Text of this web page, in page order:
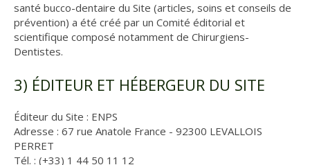
santé bucco-dentaire du Site (articles, soins et conseils de
prévention) a été créé par un Comité éditorial et
scientifique composé notamment de Chirurgiens-
Dentistes.
3) ÉDITEUR ET HÉBERGEUR DU SITE
Éditeur du Site : ENPS
Adresse : 67 rue Anatole France - 92300 LEVALLOIS
PERRET
Tél. : (+33) 1 44 50 11 12